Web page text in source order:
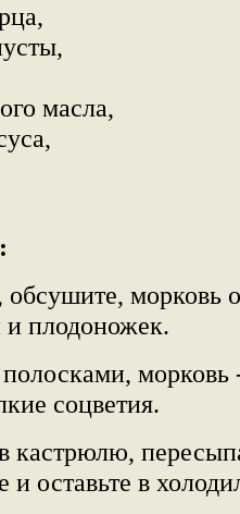
масла,
морковь
и плодоножек.
соцветия.
кастрюлю,
и оставьте в